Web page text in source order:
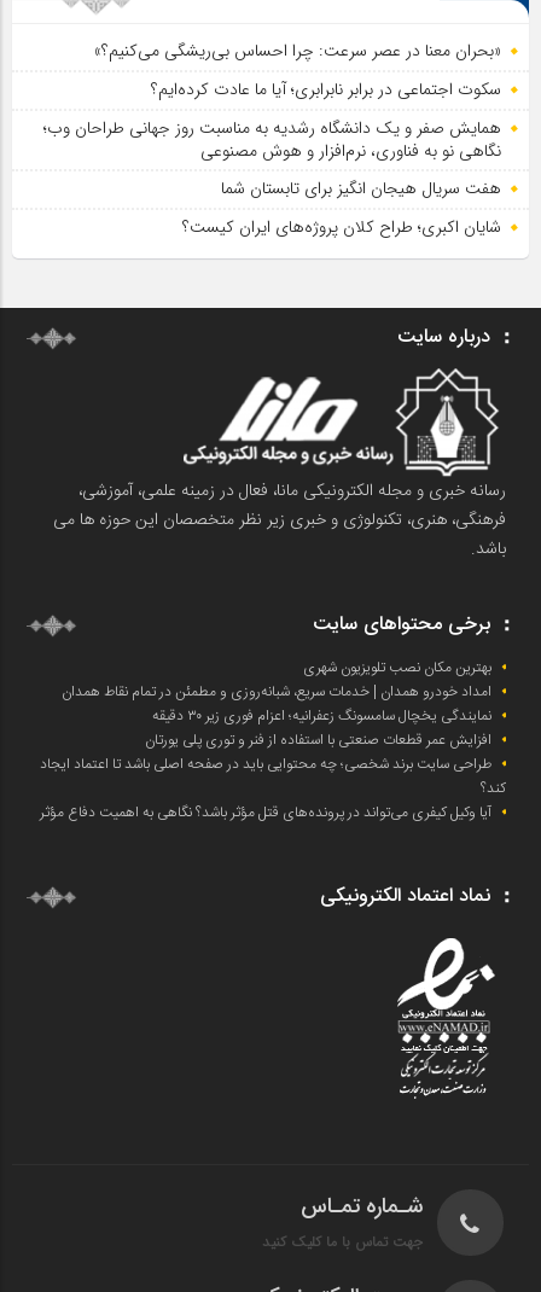
«بحران معنا در عصر سرعت: چرا احساس بی‌ریشگی می‌کنیم؟»
سکوت اجتماعی در برابر نابرابری؛ آیا ما عادت کرده‌ایم؟
همایش صفر و یک دانشگاه رشدیه به مناسبت روز جهانی طراحان وب؛
نگاهی نو به فناوری، نرم‌افزار و هوش مصنوعی
هفت سریال هیجان انگیز برای تابستان شما
شایان اکبری؛ طراح کلان پروژه‌های ایران کیست؟
درباره سایت
رسانه خبری و مجله الکترونیکی مانا، فعال در زمینه علمی، آموزشی،
فرهنگی، هنری، تکنولوژی و خبری زیر نظر متخصصان این حوزه ها می
باشد.
برخی محتواهای سایت
بهترین مکان نصب تلویزیون شهری
امداد خودرو همدان | خدمات سریع، شبانه‌روزی و مطمئن در تمام نقاط همدان
نمایندگی یخچال سامسونگ زعفرانیه؛ اعزام فوری زیر ۳۰ دقیقه
افزایش عمر قطعات صنعتی با استفاده از فنر و توری پلی یورتان
طراحی سایت برند شخصی؛ چه محتوایی باید در صفحه اصلی باشد تا اعتماد ایجاد
کند؟
آیا وکیل کیفری می‌تواند در پرونده‌های قتل مؤثر باشد؟ نگاهی به اهمیت دفاع مؤثر
نماد اعتماد الکترونیکی
شـماره تمـاس
جهت تماس با ما کلیک کنید